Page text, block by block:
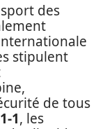
des
stipulent
de tous
1, les